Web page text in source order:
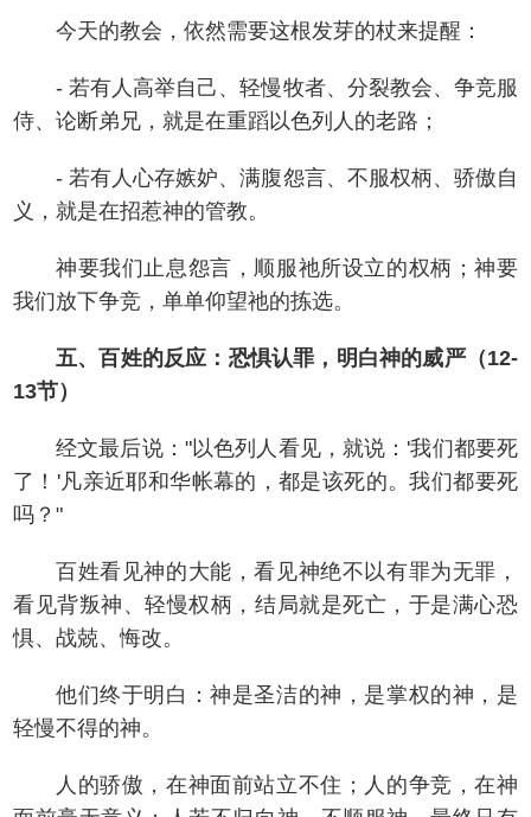
今天的教会，依然需要这根发芽的杖来提醒：
- 若有人高举自己、轻慢牧者、分裂教会、争竞服
侍、论断弟兄，就是在重蹈以色列人的老路；
- 若有人心存嫉妒、满腹怨言、不服权柄、骄傲自
义，就是在招惹神的管教。
神要我们止息怨言，顺服祂所设立的权柄；神要
我们放下争竞，单单仰望祂的拣选。
五、百姓的反应：恐惧认罪，明白神的威严（12-
13节）
经文最后说："以色列人看见，就说：'我们都要死
了！'凡亲近耶和华帐幕的，都是该死的。我们都要死
吗？"
百姓看见神的大能，看见神绝不以有罪为无罪，
看见背叛神、轻慢权柄，结局就是死亡，于是满心恐
惧、战兢、悔改。
他们终于明白：神是圣洁的神，是掌权的神，是
轻慢不得的神。
人的骄傲，在神面前站立不住；人的争竞，在神